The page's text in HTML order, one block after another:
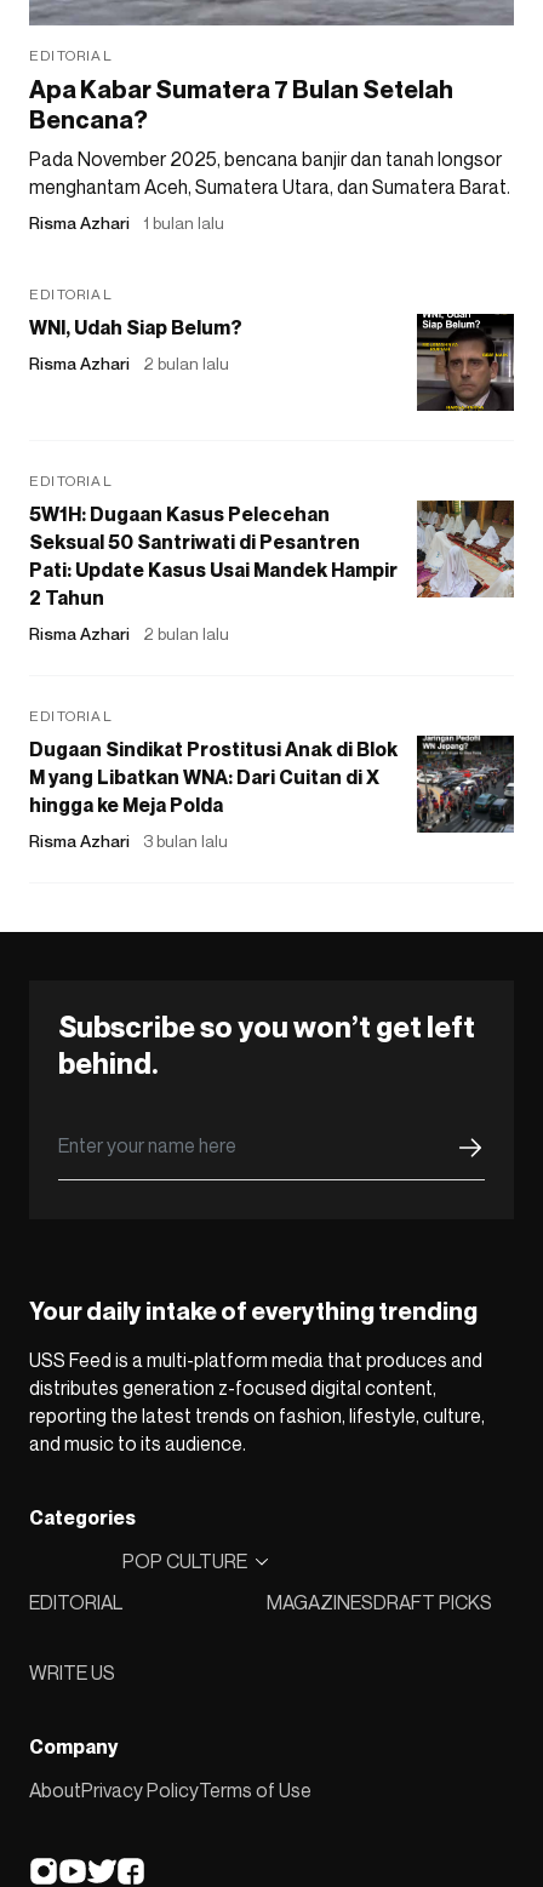
EDITORIAL
Apa Kabar Sumatera 7 Bulan Setelah
Bencana?
Pada November 2025, bencana banjir dan tanah longsor
menghantam Aceh, Sumatera Utara, dan Sumatera Barat.
Risma Azhari 1 bulan lalu
EDITORIAL
WNI, Udah Siap Belum?
Risma Azhari 2 bulan lalu
EDITORIAL
5W1H: Dugaan Kasus Pelecehan
Seksual 50 Santriwati di Pesantren
Pati: Update Kasus Usai Mandek Hampir
2 Tahun
Risma Azhari 2 bulan lalu
EDITORIAL
Dugaan Sindikat Prostitusi Anak di Blok
M yang Libatkan WNA: Dari Cuitan di X
hingga ke Meja Polda
Risma Azhari 3 bulan lalu
Subscribe so you won’t get left
behind.
Your daily intake of everything trending
USS Feed is a multi-platform media that produces and
distributes generation z-focused digital content,
reporting the latest trends on fashion, lifestyle, culture,
and music to its audience.
Categories
EDITORIAL
POP CULTURE
MAGAZINESDRAFT PICKS
WRITE US
Company
AboutPrivacy PolicyTerms of Use